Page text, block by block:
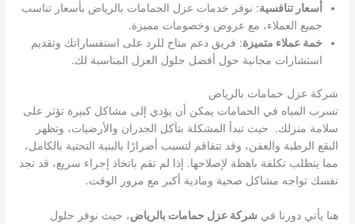
أسعار تنافسية: نوفر خدمات عزل الحمامات بالرياض بأسعار تناسب
جميع العملاء، مع عروض وخصومات مميزة.
خمة عملاء متميزة: فريق دعم متاح للرد على استفساراتك وتقديم
استشارات مجانية حول أفضل حلول العزل المناسبة لك.
شركة عزل حمامات بالرياض
تسرب المياه في الحمامات يمكن أن يؤدي إلى مشاكل كبيرة تؤثر على
سلامة منزلك. حيث تبدأ المشكلة بتآكل الجدران والأرضيات، وتظهر
البقع الرطبة والعفن، وقد تتفاقم لتسبب أضرارًا بالبنية التحتية بالكامل،
مما يتطلب تكلفة باهظة لإصلاحها. إذا لم تقم باتخاذ إجراء سريع، قد تجد
نفسك تواجه مشاكل صحية ومادية أكبر مع مرور الوقت.
هنا يأتي دورنا في شركة عزل حمامات بالرياض، حيث نوفر حلول